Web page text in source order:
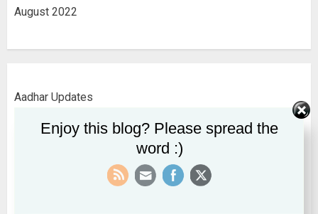
August 2022
Aadhar Updates
AADHAR UPDATES
Enjoy this blog? Please spread the
word :)